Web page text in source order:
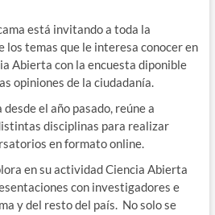
está invitando a toda la
los temas que le interesa conocer en
Abierta con la encuesta diponible
opiniones de la ciudadanía.
el año pasado, reúne a
disciplinas para realizar
en formato online.
en su actividad Ciencia Abierta
con investigadores e
y del resto del país.No solo se